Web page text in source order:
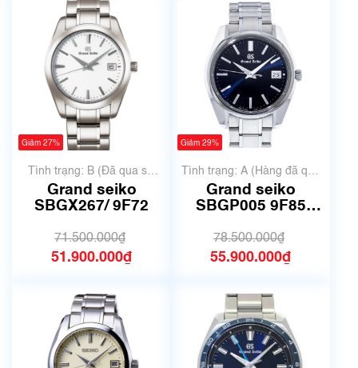
Giảm 27%
Tình trạng: B (Đã qua sử
dụng, hàng đẹp, có chút
xước dăm)
Grand seiko
SBGX267/ 9F72
71.500.000₫
51.900.000₫
Giảm 29%
Tình trạng: A (Hàng đã qua
sử dụng nhưng rất đẹp,
không có xước)
Grand seiko
SBGP005 9F85
78.500.000₫
55.900.000₫